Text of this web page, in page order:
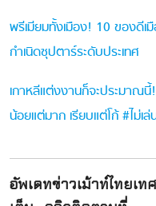
พรีเมียมทั้งเมือง! 10 ของดี
กำเนิดซุปตาร์ระดับประเทศ
เกาหลีแต่งงานก็จะประมาณ
น้อยแต่มาก เรียบแต่โก้ #ไม่เ
อัพเดทข่าวเม้าท์ไทยเท